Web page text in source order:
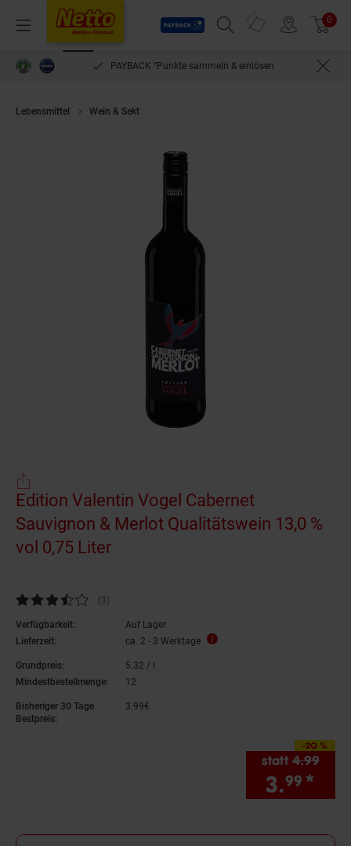
Menü
Payback
Suchfeld einblenden
Prospekte 0
PAYBACK °Punkte sammeln & einlösen
Lebensmittel Wein & Sekt
Edition Valentin Vogel Cabernet
Sauvignon & Merlot Qualitätswein 13,0 %
vol 0,75 Liter
Kundenbewertung: 3,67 von 5 Sternen
(3Kundenbewertungen
)
Verfügbarkeit:
Auf Lager
Lieferzeit:
ca. 2 - 3 Werktage
Grundpreis: 5.32 / l
Mindestbestellmenge:
12
Bisheriger 30 Tage
Bestpreis:
3.99€
-20 %
Sie Sparen 20
statt 4.99
3.99 *